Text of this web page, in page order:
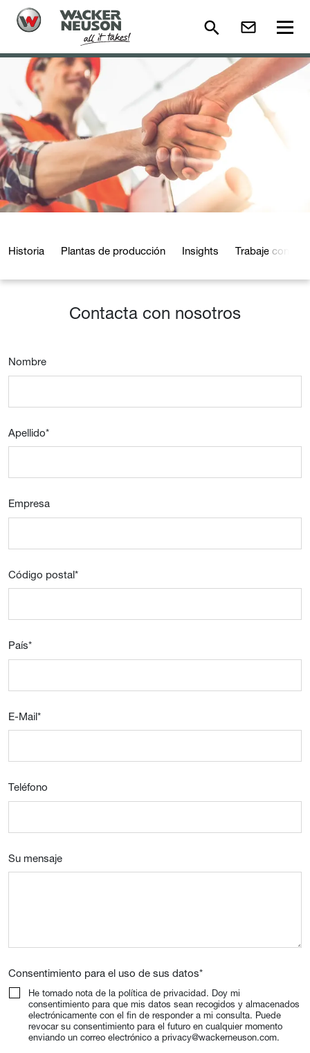
Historia Plantas de producción Insights Trabaje con
Contacta con nosotros
Nombre
Apellido*
Empresa
Código postal*
País*
E-Mail*
Teléfono
Su mensaje
Consentimiento para el uso de sus datos*
He tomado nota de la política de privacidad. Doy mi
consentimiento para que mis datos sean recogidos y almacenados
electrónicamente con el fin de responder a mi consulta. Puede
revocar su consentimiento para el futuro en cualquier momento
enviando un correo electrónico a privacy@wackerneuson.com.